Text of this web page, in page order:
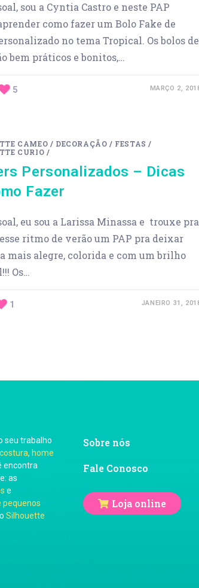
sou a Cyntia Castro e neste PAP
como fazer um Bolo Fake de
no tema Tropical. Os bolos de
bem práticos e bonitos,…
5 MARÇO 2,
CAMEO / DECORAÇÃO / FESTAS /
CURIO /
Personalizados – Dicas
Fazer
eu sou a Larissa Minassa e trouxe pra
ritmo de verão um PAP pra deixar
mais alegre, colorida e com um brilho
Os…
1 JANEIRO 31,
Previous
seu trabalho
, home
encontra
as
e
pequenos
Silhouette
Sobre nós
Fale Conosco
Loja online